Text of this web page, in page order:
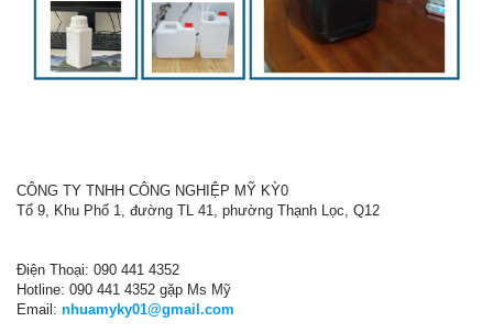
CÔNG TY TNHH CÔNG NGHIỆP MỸ KỲ0
Tổ 9, Khu Phố 1, đường TL 41, phường Thạnh Lọc, Q12
Điện Thoại: 090 441 4352
Hotline: 090 441 4352 gặp Ms Mỹ
Email: nhuamyky01@gmail.com